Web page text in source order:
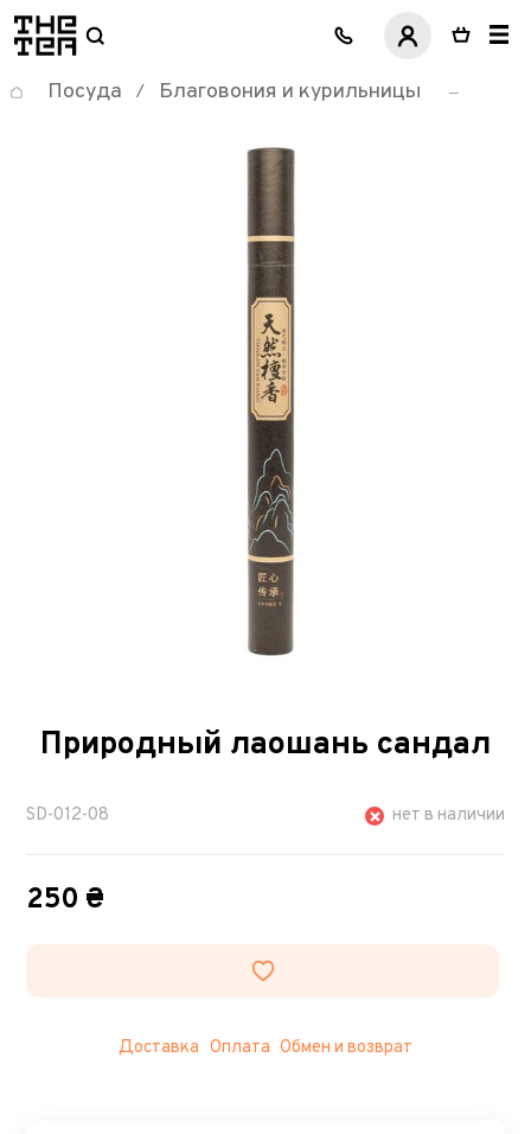
логотип
Посуда / Благовония и курильницы
Природный лаошань сандал
SD-012-08 нет в наличии
250 ₴
Доставка Оплата Обмен и возврат